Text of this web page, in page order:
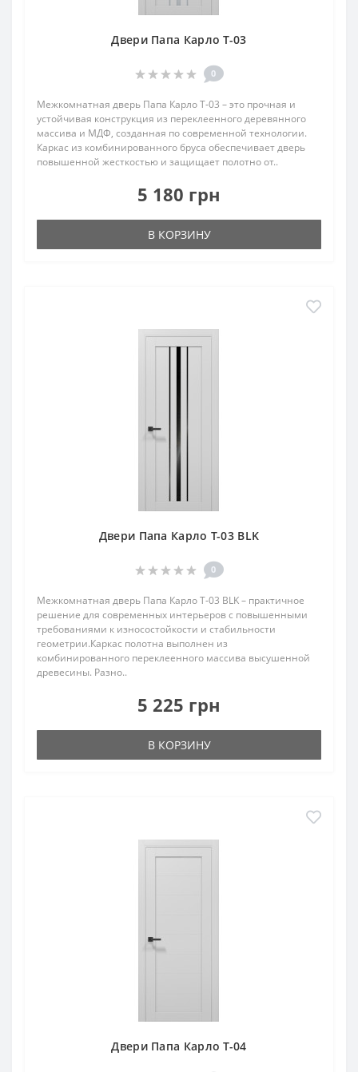
Двери Папа Карло T-03
0
Межкомнатная дверь Папа Карло T‑03 – это прочная и
устойчивая конструкция из переклеенного деревянного
массива и МДФ, созданная по современной технологии.
Каркас из комбинированного бруса обеспечивает дверь
повышенной жесткостью и защищает полотно от..
5 180 грн
В КОРЗИНУ
Двери Папа Карло T-03 BLK
0
Межкомнатная дверь Папа Карло T‑03 BLK – практичное
решение для современных интерьеров с повышенными
требованиями к износостойкости и стабильности
геометрии.Каркас полотна выполнен из
комбинированного переклеенного массива высушенной
древесины. Разно..
5 225 грн
В КОРЗИНУ
Двери Папа Карло T-04